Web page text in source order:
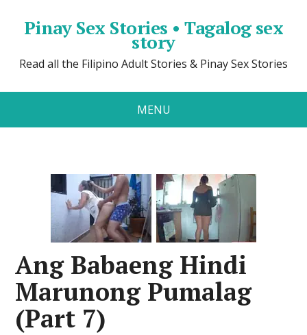
Pinay Sex Stories • Tagalog sex
story
Read all the Filipino Adult Stories & Pinay Sex Stories
MENU
Ang Babaeng Hindi
Marunong Pumalag
(Part 7)